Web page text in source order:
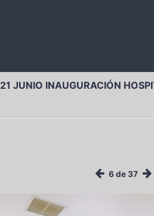
21 JUNIO INAUGURACIÓN
6 de 37